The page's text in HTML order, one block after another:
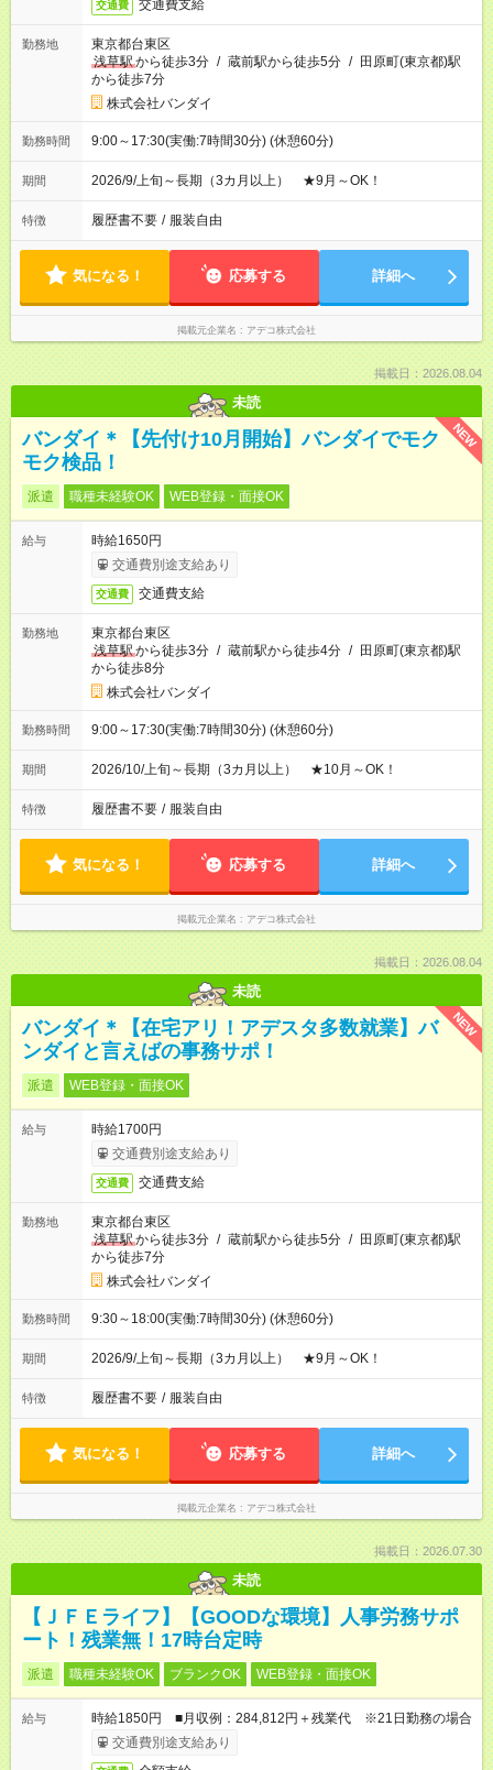
交通費 交通費支給
勤務地
東京都台東区
浅草駅から徒歩3分 / 蔵前駅から徒歩5分 / 田原町(東京都)駅
から徒歩7分
株式会社バンダイ
勤務時間 9:00～17:30(実働:7時間30分) (休憩60分)
期間 2026/9/上旬～長期（3カ月以上） ★9月～OK！
特徴 履歴書不要 / 服装自由
気になる！ 応募する 詳細へ
掲載元企業名 アデコ株式会社
掲載日：2026.08.04
未読
NEW
バンダイ＊【先付け10月開始】バンダイでモク
モク検品！
派遣 職種未経験OK WEB登録・面接OK
給与
時給1650円
交通費別途支給あり
交通費 交通費支給
勤務地
東京都台東区
浅草駅から徒歩3分 / 蔵前駅から徒歩4分 / 田原町(東京都)駅
から徒歩8分
株式会社バンダイ
勤務時間 9:00～17:30(実働:7時間30分) (休憩60分)
期間 2026/10/上旬～長期（3カ月以上） ★10月～OK！
特徴 履歴書不要 / 服装自由
気になる！ 応募する 詳細へ
掲載元企業名 アデコ株式会社
掲載日：2026.08.04
未読
NEW
バンダイ＊【在宅アリ！アデスタ多数就業】バ
ンダイと言えばの事務サポ！
派遣 WEB登録・面接OK
給与
時給1700円
交通費別途支給あり
交通費 交通費支給
勤務地
東京都台東区
浅草駅から徒歩3分 / 蔵前駅から徒歩5分 / 田原町(東京都)駅
から徒歩7分
株式会社バンダイ
勤務時間 9:30～18:00(実働:7時間30分) (休憩60分)
期間 2026/9/上旬～長期（3カ月以上） ★9月～OK！
特徴 履歴書不要 / 服装自由
気になる！ 応募する 詳細へ
掲載元企業名 アデコ株式会社
掲載日：2026.07.30
未読
【ＪＦＥライフ】【GOODな環境】人事労務サポ
ート！残業無！17時台定時
派遣 職種未経験OK ブランクOK WEB登録・面接OK
給与
時給1850円 ■月収例：284,812円＋残業代 ※21日勤務の場合
交通費別途支給あり